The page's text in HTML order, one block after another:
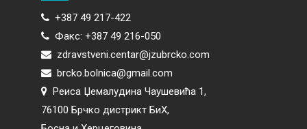
+387 49 217-422
Факс: +387 49 216-050
zdravstveni.centar@jzubrcko.com
brcko.bolnica@gmail.com
Реиса Џемалудина Чаушевића 1,
76100 Брчко дистрикт БиХ,